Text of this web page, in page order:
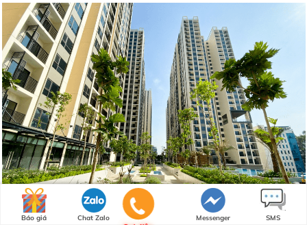
Báo giá Chat Zalo Messenger SMS